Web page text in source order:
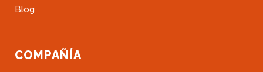
Blog
COMPAÑÍA